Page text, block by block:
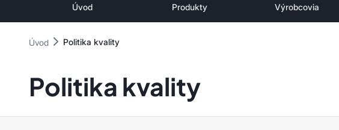
Loctite
Úvod Produkty Výrobcovia
Úvod Politika kvality
Politika kvality